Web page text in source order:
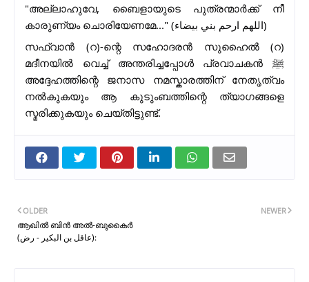
"അല്ലാഹുവേ, ബൈളായുടെ പുത്രന്മാർക്ക് നീ
കാരുണ്യം ചൊരിയേണമേ..." (اللهم ارحم بني بيضاء)
സഫ്‌വാൻ (റ)-ന്റെ സഹോദരൻ സുഹൈൽ (റ)
മദീനയിൽ വെച്ച് അന്തരിച്ചപ്പോൾ പ്രവാചകൻ ﷺ
അദ്ദേഹത്തിന്റെ ജനാസ നമസ്കാരത്തിന് നേതൃത്വം
നൽകുകയും ആ കുടുംബത്തിന്റെ ത്യാഗങ്ങളെ
സ്മരിക്കുകയും ചെയ്തിട്ടുണ്ട്.
NEWER
OLDER
ആഖിൽ ബിൻ അൽ-ബുകൈർ
(عاقل بن البكير - رض):